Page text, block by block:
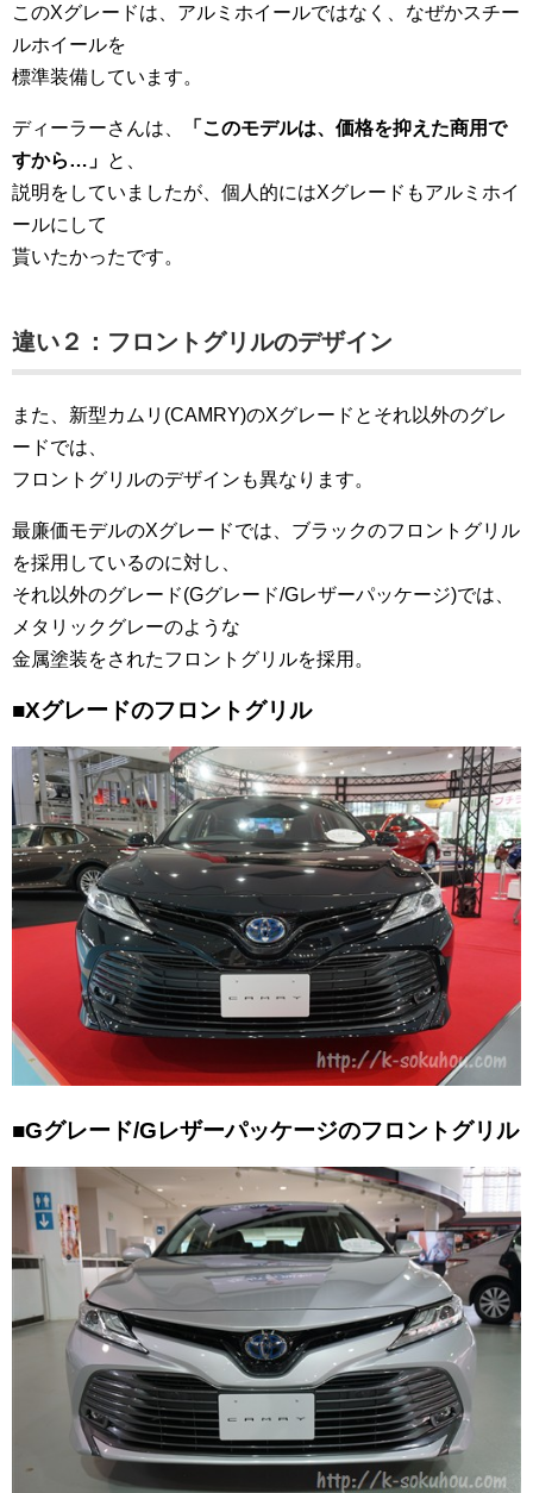
このXグレードは、アルミホイールではなく、なぜかスチー
ルホイールを
標準装備しています。
ディーラーさんは、
「このモデルは、価格を抑えた商用で
すから…」 と、
説明をしていましたが、個人的にはXグレードもアルミホイ
ールにして
貰いたかったです。
違い２：フロントグリルのデザイン
また、新型カムリ(CAMRY)のXグレードとそれ以外のグレ
ードでは、
フロントグリルのデザインも異なります。
最廉価モデルのXグレードでは、ブラックのフロントグリル
を採用しているのに対し、
それ以外のグレード(Gグレード/Gレザーパッケージ)では、
メタリックグレーのような
金属塗装をされたフロントグリルを採用。
■Xグレードのフロントグリル
■Gグレード/Gレザーパッケージのフロントグリル